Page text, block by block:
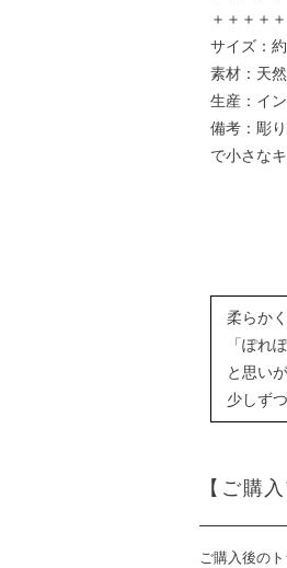
＋＋＋＋
サイズ：
素材：天
生産：イ
備考：彫
で小さな
柔らか
「ぽれ
と思い
少しず
【ご購
ご購入後の